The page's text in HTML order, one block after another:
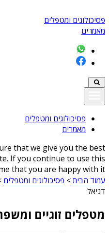
פסיכולוגים ומטפלים
מאמרים
פסיכולוגים ומטפלים
מאמרים
that we give you the best
If you continue to use this
that you are happy with it
עמוד הבית> פסיכולוגים ומטפלים
דניאל
מטפלים זוגיים